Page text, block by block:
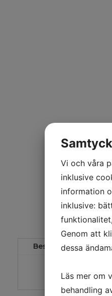
Beskrivning
Vi och våra
inklusive
information
inklusive:
Genom att
dessa
Läs mer om
behandling